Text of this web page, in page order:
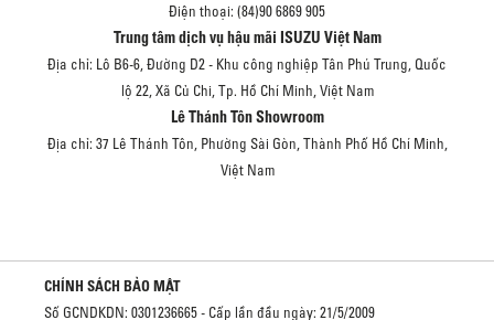
Điện thoại: (84)90 6869 905
Trung tâm dịch vụ hậu mãi ISUZU Việt Nam
Địa chỉ: Lô B6-6, Đường D2 - Khu công nghiệp Tân Phú Trung, Quốc
lộ 22, Xã Củ Chi, Tp. Hồ Chí Minh, Việt Nam
Lê Thánh Tôn Showroom
Địa chỉ: 37 Lê Thánh Tôn, Phường Sài Gòn, Thành Phố Hồ Chí Minh,
Việt Nam
CHÍNH SÁCH BẢO MẬT
Số GCNDKDN: 0301236665 - Cấp lần đầu ngày: 21/5/2009